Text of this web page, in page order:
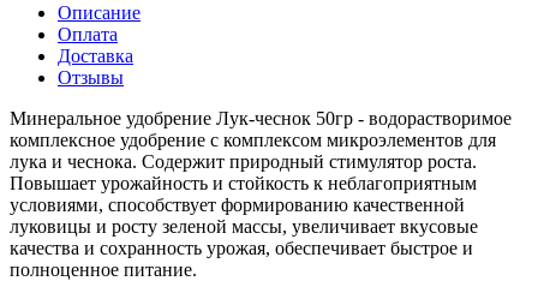
Описание
Оплата
Доставка
Отзывы
Минеральное удобрение Лук-чеснок 50гр - водорастворимое
комплексное удобрение с комплексом микроэлементов для
лука и чеснока. Содержит природный стимулятор роста.
Повышает урожайность и стойкость к неблагоприятным
условиями, способствует формированию качественной
луковицы и росту зеленой массы, увеличивает вкусовые
качества и сохранность урожая, обеспечивает быстрое и
полноценное питание.